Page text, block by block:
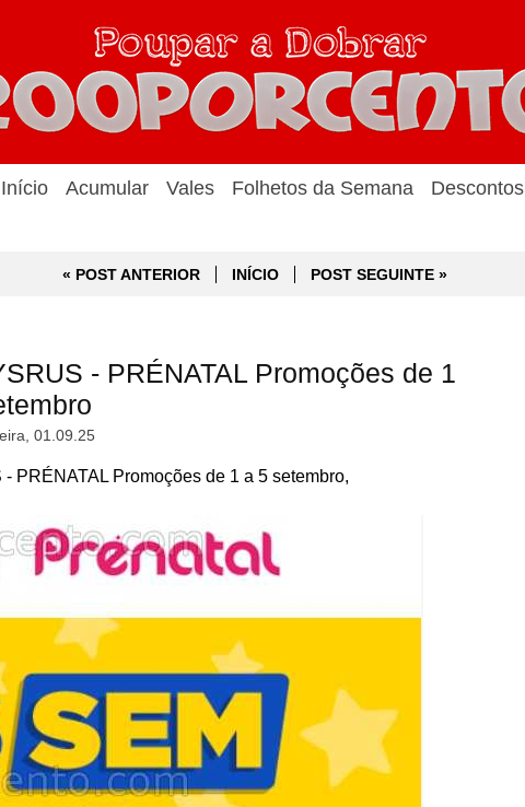
Início Acumular Vales Folhetos da Semana Descontos
« POST ANTERIOR INÍCIO POST SEGUINTE »
- PRÉNATAL Promoções de 1
01.09.25
PRÉNATAL Promoções de 1 a 5 setembro,